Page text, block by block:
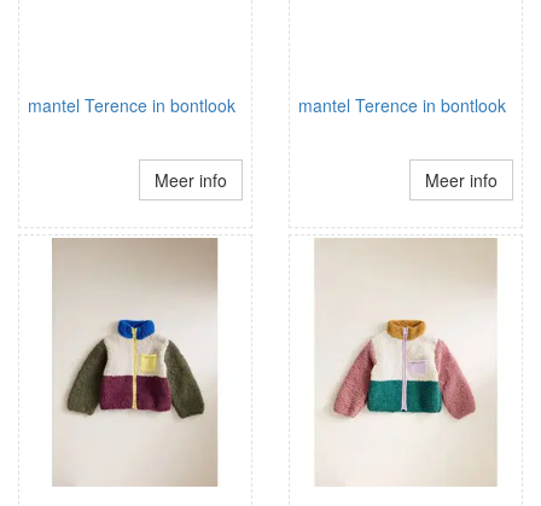
mantel Terence in bontlook
Meer info
mantel Terence in bontlook
Meer info